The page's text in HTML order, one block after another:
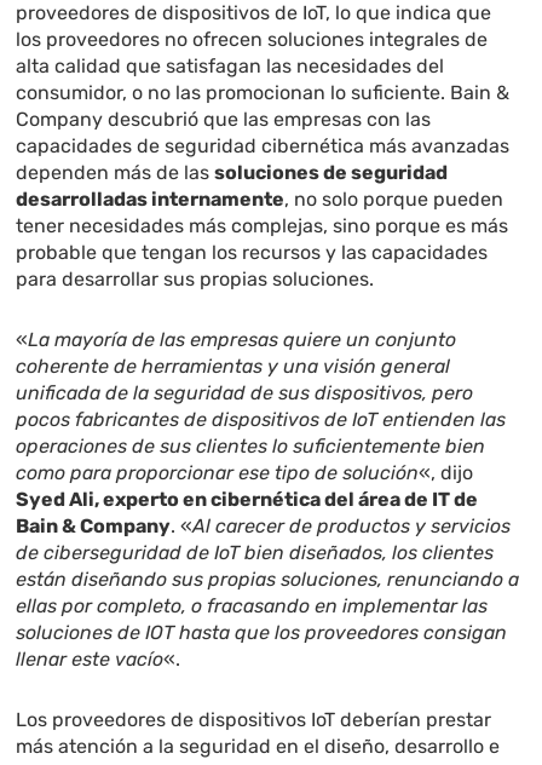
proveedores de dispositivos de IoT, lo que indica que
los proveedores no ofrecen soluciones integrales de
alta calidad que satisfagan las necesidades del
consumidor, o no las promocionan lo suficiente. Bain &
Company descubrió que las empresas con las
capacidades de seguridad cibernética más avanzadas
dependen más de lassoluciones de seguridad
desarrolladas internamente, no solo porque pueden
tener necesidades más complejas, sino porque es más
probable que tengan los recursos y las capacidades
para desarrollar sus propias soluciones.
«La mayoría de las empresas quiere un conjunto
coherente de herramientas y una visión general
unificada de la seguridad de sus dispositivos, pero
pocos fabricantes de dispositivos de IoT entienden las
operaciones de sus clientes lo suficientemente bien
como para proporcionar ese tipo de solución«, dijo
Syed Ali, experto en cibernética del área de IT de
Bain & Company. «Al carecer de productos y servicios
de ciberseguridad de IoT bien diseñados, los clientes
están diseñando sus propias soluciones, renunciando a
ellas por completo, o fracasando en implementar las
soluciones de IOT hasta que los proveedores consigan
llenar este vacío«.
Los proveedores de dispositivos IoT deberían prestar
más atención a la seguridad en el diseño, desarrollo e